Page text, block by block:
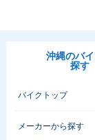
沖縄のバ
探す
バイクトップ
メーカーから探す